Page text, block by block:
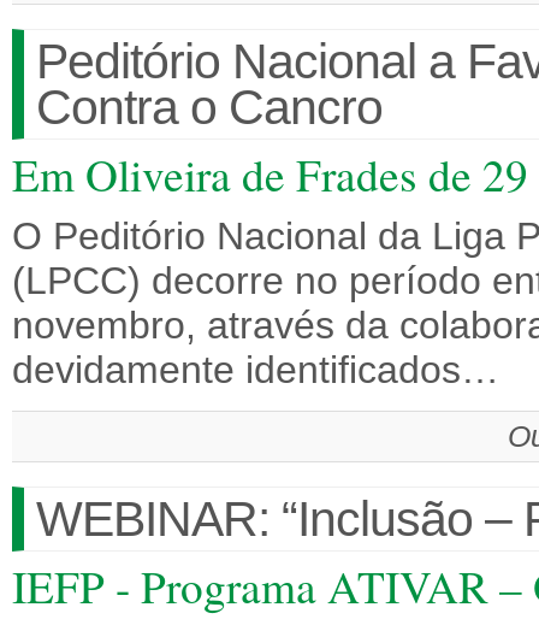
Peditório Nacional a
Contra o Cancro
Em Oliveira de Frades de
O Peditório Nacional da Liga
(LPCC) decorre no período
novembro, através da
devidamente identificados…
WEBINAR: “Inclusão –
IEFP - Programa ATIVAR –